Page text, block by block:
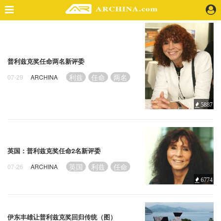
景 观
室 内
机 构
人 物
普利兹克奖任命两名新评委
07-29 ARCHINA 利兹 任命 两名
5887
英国：普利兹克奖任命2名新评委
07-26 ARCHINA 英国 利兹 任命
6774
伊东丰雄让普利兹克奖回归传统（图）